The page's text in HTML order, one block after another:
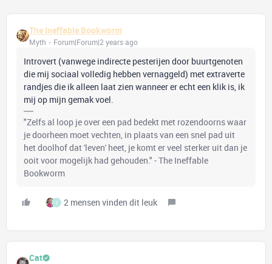
The Ineffable Bookworm
Myth Forum|Forum|2 years ago
Introvert (vanwege indirecte pesterijen door buurtgenoten
die mij sociaal volledig hebben vernaggeld) met extraverte
randjes die ik alleen laat zien wanneer er echt een klik is, ik
mij op mijn gemak voel.
"Zelfs al loop je over een pad bedekt met rozendoorns waar
je doorheen moet vechten, in plaats van een snel pad uit
het doolhof dat 'leven' heet, je komt er veel sterker uit dan je
ooit voor mogelijk had gehouden." - The Ineffable
Bookworm
I 2 mensen vinden dit leuk
Cat